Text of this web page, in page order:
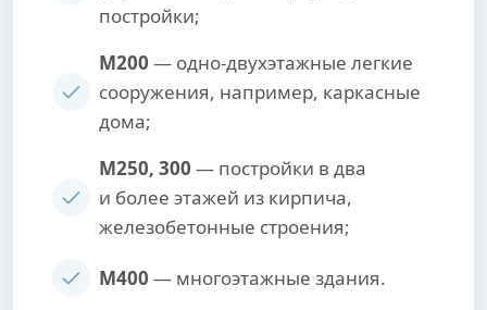
постройки;
М200 — одно-двухэтажные легкие
сооружения, например, каркасные
дома;
М250, 300 — постройки в два
и более этажей из кирпича,
железобетонные строения;
М400 — многоэтажные здания.